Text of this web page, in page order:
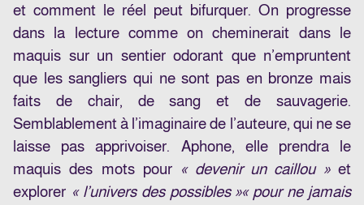
et comment le réel peut bifurquer. On progresse
dans la lecture comme on cheminerait dans le
maquis sur un sentier odorant que n’empruntent
que les sangliers qui ne sont pas en bronze mais
faits de chair, de sang et de sauvagerie.
Semblablement à l’imaginaire de l’auteure, qui ne se
laisse pas apprivoiser. Aphone, elle prendra le
maquis des mots pour « devenir un caillou »et
explorer « l’univers des possibles »« pour ne jamais